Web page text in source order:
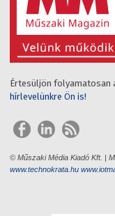
Értesüljön folyamatosan
hírlevelünkre Ön is!
© Műszaki Média Kiadó Kft. |
www.technokrata.hu